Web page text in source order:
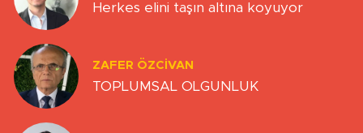
Herkes elini taşın altına koyuyor
ZAFER ÖZCIVAN
TOPLUMSAL OLGUNLUK